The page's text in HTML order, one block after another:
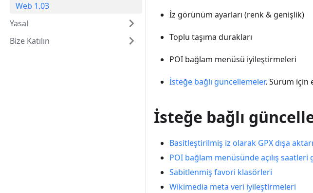
Web 1.03
Yasal
Bize Katılın
İz görünüm ayarları (renk & genişlik)
Toplu taşıma durakları
POI bağlam menüsü iyileştirmeleri
İsteğe bağlı güncellemeler. Sürüm için
İsteğe bağlı
Basitleştirilmiş iz olarak GPX dışa
POI bağlam menüsünde açılış
Sabitlenmiş favori klasörleri
Wikimedia meta veri iyileştirmeleri